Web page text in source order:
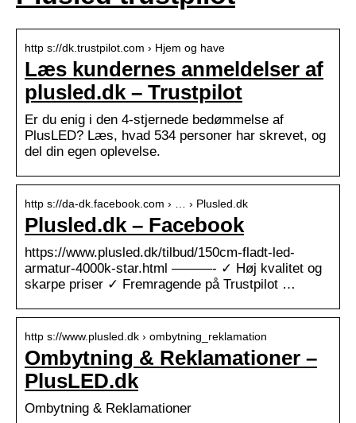
http s://dk.trustpilot.com › Hjem og have
Læs kundernes anmeldelser af
plusled.dk – Trustpilot
Er du enig i den 4-stjernede bedømmelse af
PlusLED? Læs, hvad 534 personer har skrevet, og
del din egen oplevelse.
http s://da-dk.facebook.com › … › Plusled.dk
Plusled.dk – Facebook
https://www.plusled.dk/tilbud/150cm-fladt-led-
armatur-4000k-star.html ———- ✓ Høj kvalitet og
skarpe priser ✓ Fremragende på Trustpilot …
http s://www.plusled.dk › ombytning_reklamation
Ombytning & Reklamationer –
PlusLED.dk
Ombytning & Reklamationer